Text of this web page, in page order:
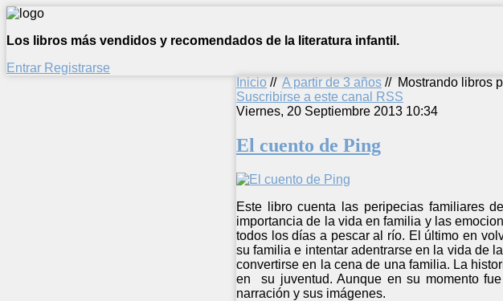
Los libros más vendidos y recomendados de la literatura infantil.
Entrar Registrarse
Inicio // A partir de 3 años // Mostrando libros
Suscribirse a este canal RSS
Viernes, 20 Septiembre 2013 10:34
El cuento de Ping
Este libro cuenta las peripecias familiares
importancia de la vida en familia y las
todos los días a pescar al río. El último en
su familia e intentar adentrarse en la vida de
convertirse en la cena de una familia. La
en su juventud. Aunque en su momento
narración y sus imágenes.